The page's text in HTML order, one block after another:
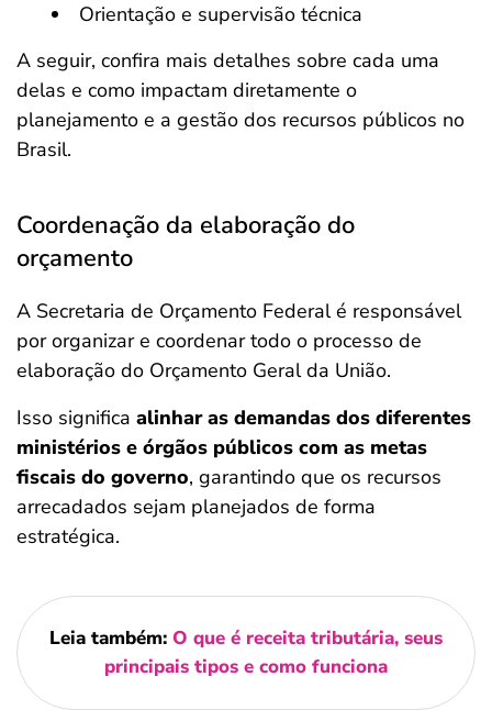
Orientação e supervisão técnica
A seguir, confira mais detalhes sobre cada uma
delas e como impactam diretamente o
planejamento e a gestão dos recursos públicos no
Brasil.
Coordenação da elaboração do
orçamento
A Secretaria de Orçamento Federal é responsável
por organizar e coordenar todo o processo de
elaboração do Orçamento Geral da União.
Isso significa alinhar as demandas dos diferentes
ministérios e órgãos públicos com as metas
fiscais do governo, garantindo que os recursos
arrecadados sejam planejados de forma
estratégica.
Leia também: O que é receita tributária, seus
principais tipos e como funciona